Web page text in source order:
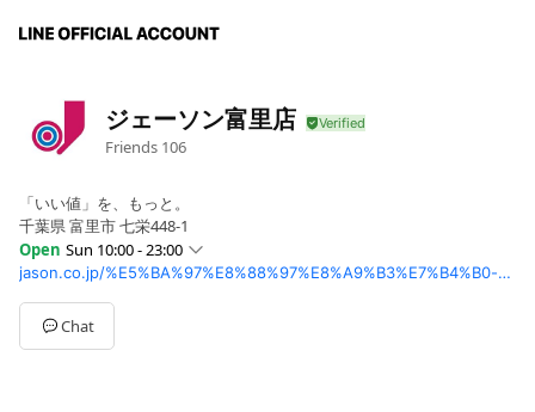
ジェーソン富里店
Friends 106
「いい値」を、もっと。
千葉県 富里市 七栄448-1
Open Sun 10:00 - 23:00
Sun10:00 - 23:00
Mon10:00 - 23:00
Tue10:00 - 23:00
Wed10:00 - 23:00
jason.co.jp/%E5%BA%97%E8%88%97%E8%A9%B3%E7%B4%B0-%E5%AF%8C%E9%87%8C%E5%BA%97/
Chat